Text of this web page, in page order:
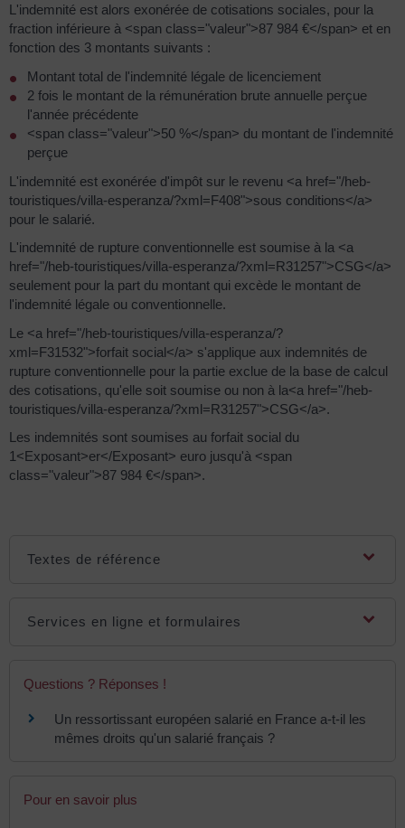
L'indemnité est alors exonérée de cotisations sociales, pour la
fraction inférieure à <span class="valeur">87 984 €</span> et en
fonction des 3 montants suivants :
Montant total de l'indemnité légale de licenciement
2 fois le montant de la rémunération brute annuelle perçue
l'année précédente
<span class="valeur">50 %</span> du montant de l'indemnité
perçue
L'indemnité est exonérée d'impôt sur le revenu <a href="/heb-
touristiques/villa-esperanza/?xml=F408">sous conditions</a>
pour le salarié.
L'indemnité de rupture conventionnelle est soumise à la <a
href="/heb-touristiques/villa-esperanza/?xml=R31257">CSG</a>
seulement pour la part du montant qui excède le montant de
l'indemnité légale ou conventionnelle.
Le <a href="/heb-touristiques/villa-esperanza/?
xml=F31532">forfait social</a> s'applique aux indemnités de
rupture conventionnelle pour la partie exclue de la base de calcul
des cotisations, qu'elle soit soumise ou non à la<a href="/heb-
touristiques/villa-esperanza/?xml=R31257">CSG</a>.
Les indemnités sont soumises au forfait social du
1<Exposant>er</Exposant> euro jusqu'à <span
class="valeur">87 984 €</span>.
Textes de référence
Services en ligne et formulaires
Questions ? Réponses !
Un ressortissant européen salarié en France a-t-il les
mêmes droits qu'un salarié français ?
Pour en savoir plus